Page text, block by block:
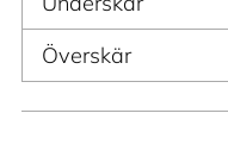
Överskär